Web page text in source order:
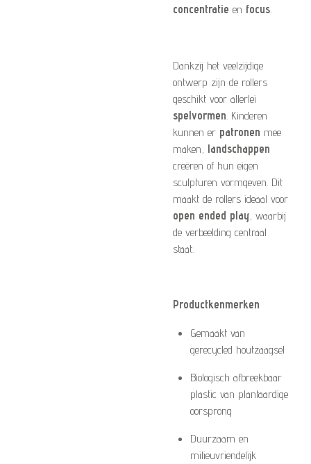
concentratie en focus
Dankzij het veelzijdige
ontwerp zijn de rollers
geschikt voor allerlei
spelvormen . Kinderen
kunnen er patronen mee
maken, landschappen
creëren of hun eigen
sculpturen vormgeven. Dit
maakt de rollers ideaal voor
open ended play , waarbij
de verbeelding centraal
staat.
Productkenmerken
Gemaakt van
gerecycled houtzaagsel
Biologisch afbreekbaar
plastic van plantaardige
oorsprong
Duurzaam en
milieuvriendelijk